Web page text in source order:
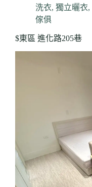
洗衣, 獨立曬衣,
傢俱
$東區 進化路205巷